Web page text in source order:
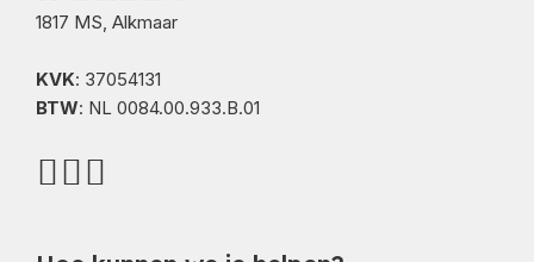
1817 MS, Alkmaar
KVK: 37054131
BTW: NL 0084.00.933.B.01